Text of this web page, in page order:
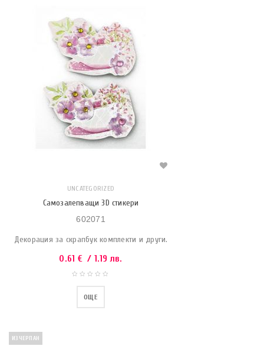
UNCATEGORIZED
Самозалепващи 3D стикери
602071
Декорация за скрапбук комплекти и други.
0.61 € / 1.19 лв.
ОЩЕ
ИЗЧЕРПАН